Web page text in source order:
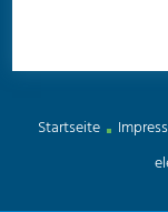
Startseite